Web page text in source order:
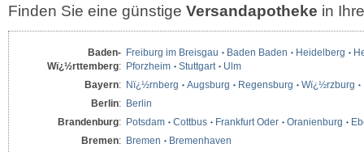
Finden Sie eine günstige Versandapotheke in
Baden-
Wï¿½rttemberg:
Freiburg im Breisgau Baden Baden Heidelberg
Pforzheim
Stuttgart
Ulm
Bayern: Nï¿½rnberg Augsburg Regensburg Wï¿½rzburg
Berlin: Berlin
Brandenburg: Potsdam Cottbus Frankfurt Oder Oranienburg
Bremen: Bremen
Bremenhaven